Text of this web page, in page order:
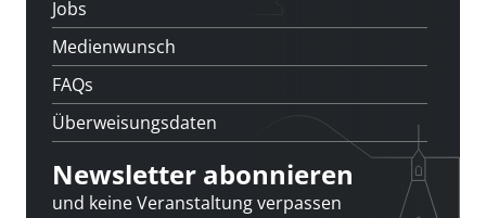
Jobs
Medienwunsch
FAQs
Überweisungsdaten
Newsletter abonnieren
und keine Veranstaltung verpassen